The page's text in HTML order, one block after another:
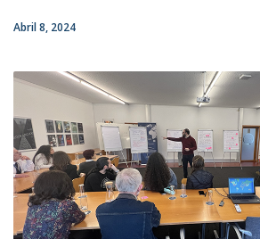
Abril 8, 2024